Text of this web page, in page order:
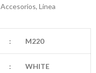
, Linea
: M220
: WHITE